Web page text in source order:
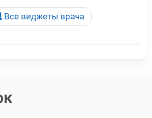
Все виджеты врача